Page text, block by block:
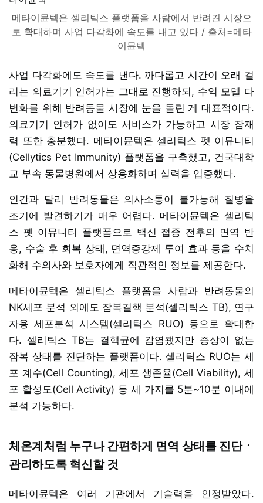
메타이뮨텍은 셀리틱스 플랫폼을 사람에서 반려견 시장으
로 확대하며 사업 다각화에 속도를 내고 있다 / 출처=메타
이뮨텍
사업 다각화에도 속도를 낸다. 까다롭고 시간이 오래 걸
리는 의료기기 인허가는 그대로 진행하되, 수익 모델 다
변화를 위해 반려동물 시장에 눈을 돌린 게 대표적이다.
의료기기 인허가 없이도 서비스가 가능하고 시장 잠재
력 또한 충분했다. 메타이뮨텍은 셀리틱스 펫 이뮤니티
(Cellytics Pet Immunity) 플랫폼을 구축했고, 건국대학
교 부속 동물병원에서 상용화하며 실력을 입증했다.
인간과 달리 반려동물은 의사소통이 불가능해 질병을
조기에 발견하기가 매우 어렵다. 메타이뮨텍은 셀리틱
스 펫 이뮤니티 플랫폼으로 백신 접종 전후의 면역 반
응, 수술 후 회복 상태, 면역증강제 투여 효과 등을 수치
화해 수의사와 보호자에게 직관적인 정보를 제공한다.
메타이뮨텍은 셀리틱스 플랫폼을 사람과 반려동물의
NK세포 분석 외에도 잠복결핵 분석(셀리틱스 TB), 연구
자용 세포분석 시스템(셀리틱스 RUO) 등으로 확대한
다. 셀리틱스 TB는 결핵균에 감염됐지만 증상이 없는
잠복 상태를 진단하는 플랫폼이다. 셀리틱스 RUO는 세
포 계수(Cell Counting), 세포 생존율(Cell Viability), 세
포 활성도(Cell Activity) 등 세 가지를 5분~10분 이내에
분석 가능하다.
체온계처럼 누구나 간편하게 면역 상태를 진단ㆍ
관리하도록 혁신할 것
메타이뮨텍은 여러 기관에서 기술력을 인정받았다.